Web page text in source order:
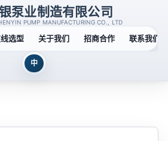
泵业制造有限公司
PUMP MANUFACTURING CO., LTD
选型 关于我们 招商合作 联系我们
中